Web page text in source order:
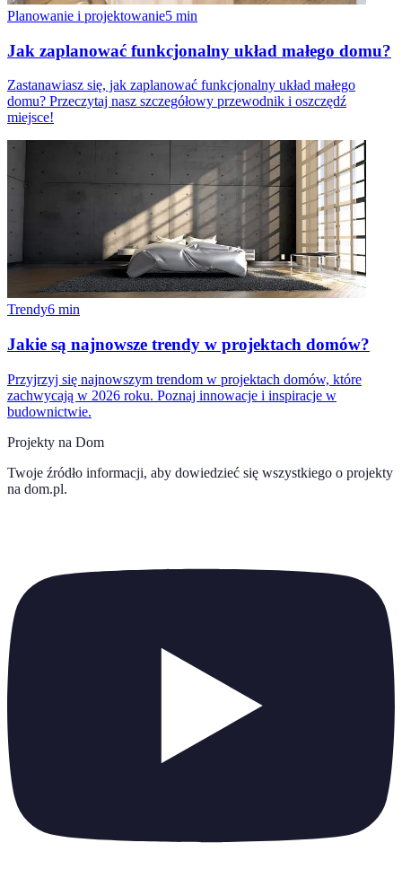
Planowanie i projektowanie5 min
Jak zaplanować funkcjonalny układ małego domu?
Zastanawiasz się, jak zaplanować funkcjonalny układ małego
domu? Przeczytaj nasz szczegółowy przewodnik i oszczędź
miejsce!
Trendy6 min
Jakie są najnowsze trendy w projektach domów?
Przyjrzyj się najnowszym trendom w projektach domów, które
zachwycają w 2026 roku. Poznaj innowacje i inspiracje w
budownictwie.
Projekty na Dom
Twoje źródło informacji, aby dowiedzieć się wszystkiego o projekty
na dom.pl.